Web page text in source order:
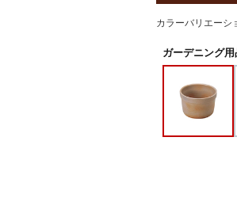
カラーバリエーシ
ガーデニング